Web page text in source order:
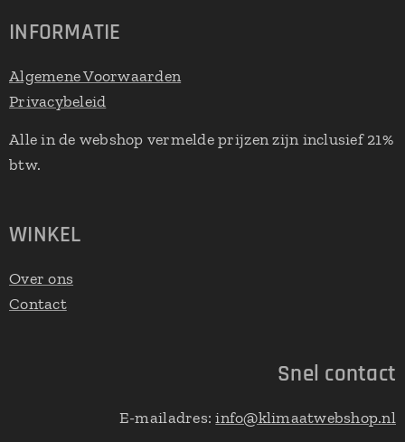
INFORMATIE
Algemene Voorwaarden
Privacybeleid
Alle in de webshop vermelde prijzen zijn inclusief 21%
btw.
WINKEL
Over ons
Contact
Snel contact
E-mailadres:info@klimaatwebshop.nl